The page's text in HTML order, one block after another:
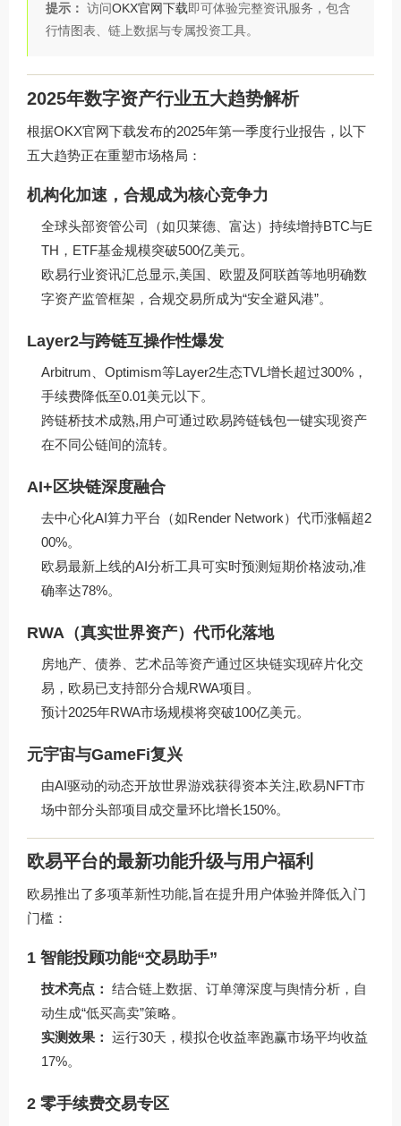
提示： 访问OKX官网下载即可体验完整资讯服务，包含
行情图表、链上数据与专属投资工具。
2025年数字资产行业五大趋势解析
根据OKX官网下载发布的2025年第一季度行业报告，以下
五大趋势正在重塑市场格局：
机构化加速，合规成为核心竞争力
全球头部资管公司（如贝莱德、富达）持续增持BTC与E
TH，ETF基金规模突破500亿美元。
欧易行业资讯汇总显示,美国、欧盟及阿联酋等地明确数
字资产监管框架，合规交易所成为“安全避风港”。
Layer2与跨链互操作性爆发
Arbitrum、Optimism等Layer2生态TVL增长超过300%，
手续费降低至0.01美元以下。
跨链桥技术成熟,用户可通过欧易跨链钱包一键实现资产
在不同公链间的流转。
AI+区块链深度融合
去中心化AI算力平台（如Render Network）代币涨幅超2
00%。
欧易最新上线的AI分析工具可实时预测短期价格波动,准
确率达78%。
RWA（真实世界资产）代币化落地
房地产、债券、艺术品等资产通过区块链实现碎片化交
易，欧易已支持部分合规RWA项目。
预计2025年RWA市场规模将突破100亿美元。
元宇宙与GameFi复兴
由AI驱动的动态开放世界游戏获得资本关注,欧易NFT市
场中部分头部项目成交量环比增长150%。
欧易平台的最新功能升级与用户福利
欧易推出了多项革新性功能,旨在提升用户体验并降低入门
门槛：
1 智能投顾功能“交易助手”
技术亮点： 结合链上数据、订单簿深度与舆情分析，自
动生成“低买高卖”策略。
实测效果： 运行30天，模拟仓收益率跑赢市场平均收益
17%。
2 零手续费交易专区